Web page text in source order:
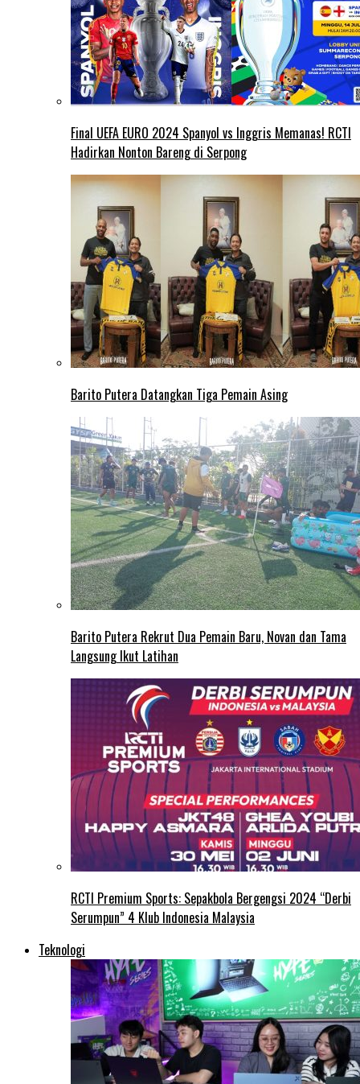
Final UEFA EURO 2024 Spanyol vs Inggris Memanas! RCTI
Hadirkan Nonton Bareng di Serpong
Barito Putera Datangkan Tiga Pemain Asing
Barito Putera Rekrut Dua Pemain Baru, Novan dan Tama
Langsung Ikut Latihan
RCTI Premium Sports: Sepakbola Bergengsi 2024 “Derbi
Serumpun” 4 Klub Indonesia Malaysia
Teknologi